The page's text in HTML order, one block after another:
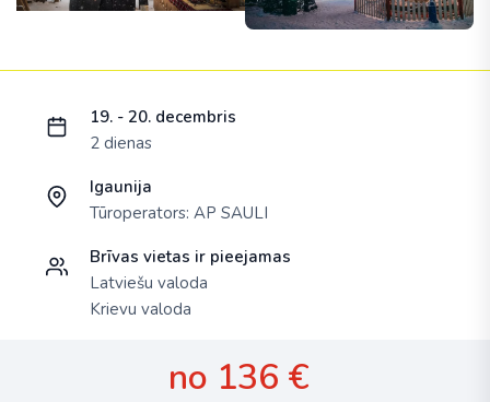
19. - 20. decembris
2 dienas
Igaunija
Tūroperators: AP SAULI
Brīvas vietas ir pieejamas
Latviešu valoda
Krievu valoda
no 136 €